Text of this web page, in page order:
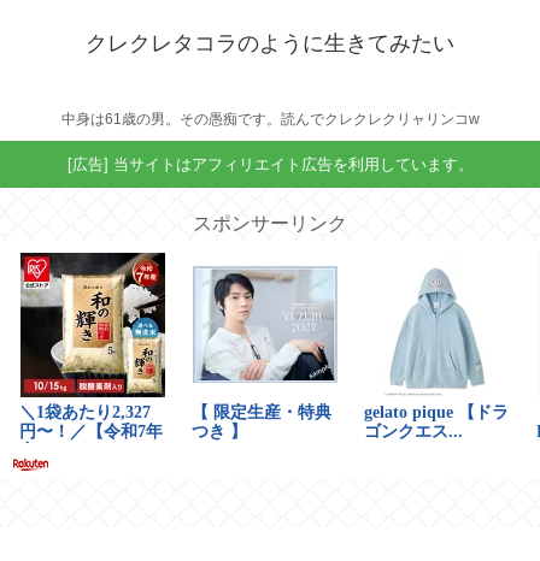
クレクレタコラのように生きてみたい
中身は61歳の男。その愚痴です。読んでクレクレクリャリンコw
[広告] 当サイトはアフィリエイト広告を利用しています。
スポンサーリンク